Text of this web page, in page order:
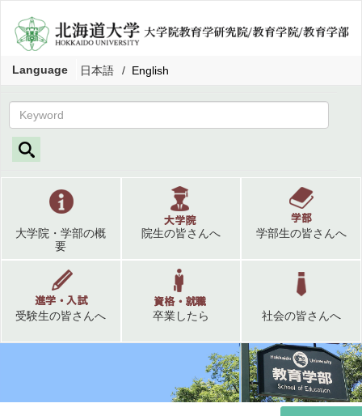
Language 日本語 English
大学院・学部の概
要
院生の皆さんへ 学部生の皆さんへ
受験生の皆さんへ 卒業したら 社会の皆さんへ